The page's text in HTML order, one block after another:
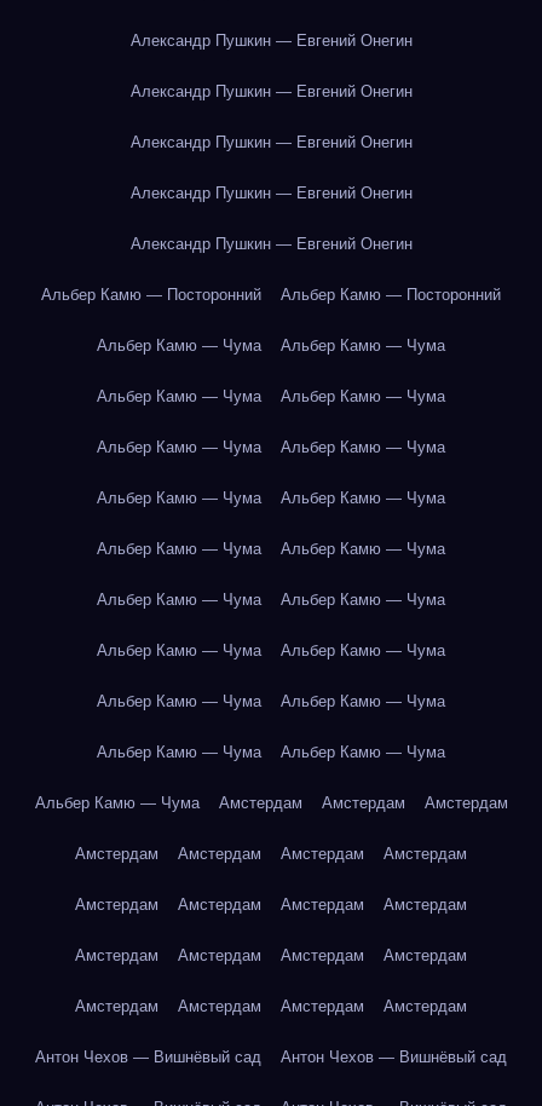
Александр Пушкин — Евгений Онегин
Александр Пушкин — Евгений Онегин
Александр Пушкин — Евгений Онегин
Александр Пушкин — Евгений Онегин
Александр Пушкин — Евгений Онегин
Альбер Камю — Посторонний Альбер Камю — Посторонний
Альбер Камю — Чума Альбер Камю — Чума
Альбер Камю — Чума Альбер Камю — Чума
Альбер Камю — Чума Альбер Камю — Чума
Альбер Камю — Чума Альбер Камю — Чума
Альбер Камю — Чума Альбер Камю — Чума
Альбер Камю — Чума Альбер Камю — Чума
Альбер Камю — Чума Альбер Камю — Чума
Альбер Камю — Чума Альбер Камю — Чума
Альбер Камю — Чума Альбер Камю — Чума
Альбер Камю — Чума Амстердам Амстердам Амстердам
Амстердам Амстердам Амстердам Амстердам
Амстердам Амстердам Амстердам Амстердам
Амстердам Амстердам Амстердам Амстердам
Амстердам Амстердам Амстердам Амстердам
Антон Чехов — Вишнёвый сад Антон Чехов — Вишнёвый сад